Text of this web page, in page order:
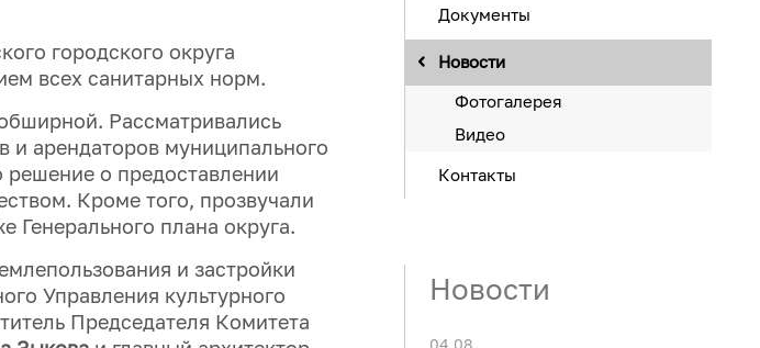
городского округа
всех санитарных норм.
Рассматривались
и арендаторов муниципального
о предоставлении
Кроме того, прозвучали
Генерального плана округа.
и застройки
Управления культурного
Председателя Комитета
Документы
Новости
Фотогалерея
Видео
Контакты
Новости